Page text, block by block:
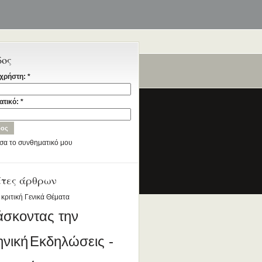
*
*
το συνθηματικό μου
άρθρων
Γενικά Θέματα
την
Εκδηλώσεις -
την Ελληνική Γλώσσα